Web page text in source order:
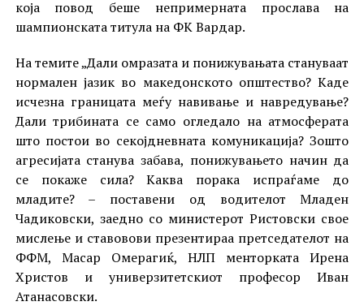
која повод беше непримерната прослава на
шампионската титула на ФК Вардар.
На темите „Дали омразата и понижувањата стануваат
нормален јазик во македонското општество? Каде
исчезна границата меѓу навивање и навредување?
Дали трибината се само огледало на атмосферата
што постои во секојдневната комуникација? Зошто
агресијата станува забава, понижувањето начин да
се покаже сила? Каква порака испраѓаме до
младите? – поставени од водителот Младен
Чадиковски, заедно со министерот Ристовски свое
мислење и ставовови презентираа претседателот на
ФФМ, Масар Омерагиќ, НЛП менторката Ирена
Христов и универзитетскиот професор Иван
Атанасовски.